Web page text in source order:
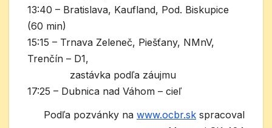
13:40 – Bratislava, Kaufland, Pod. Biskupice
(60 min)
15:15 – Trnava Zeleneč, Piešťany, NMnV,
Trenčín – D1,
zastávka podľa záujmu
17:25 – Dubnica nad Váhom – cieľ
Podľa pozvánky na www.ocbr.sk spracoval